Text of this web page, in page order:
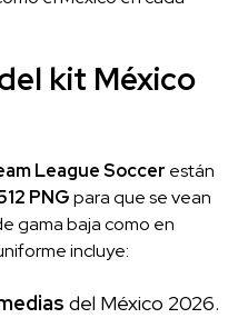
kit México
League Soccer están
PNGpara que se vean
gama baja como en
incluye:
del México 2026.